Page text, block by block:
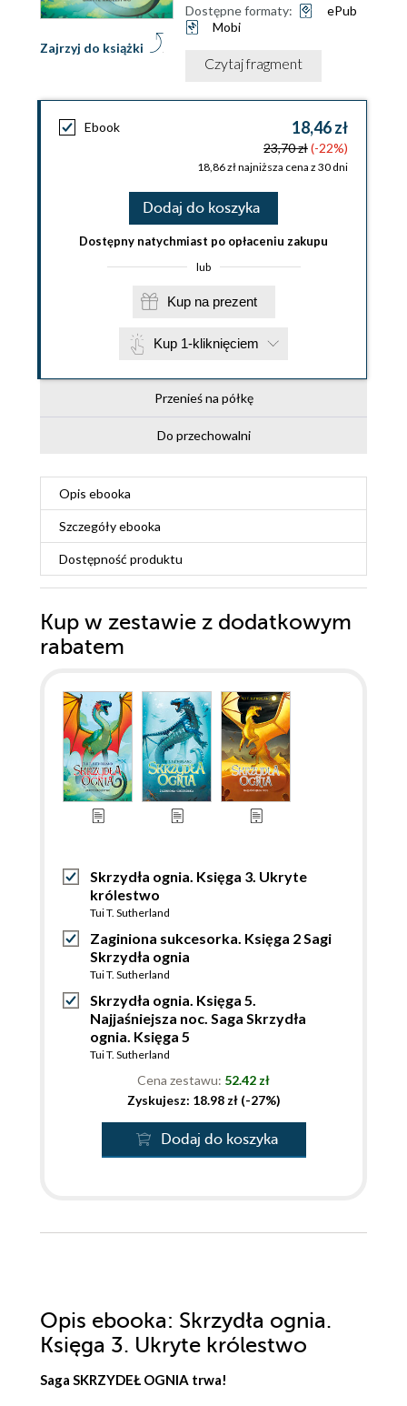
Zajrzyj do książki
Dostępne formaty:
ePub
Mobi
Czytaj fragment
Ebook 18,46 zł
23,70 zł(-22%)
18,86 zł najniższa cena z 30 dni
Dodaj do koszyka
Dostępny natychmiast po opłaceniu zakupu
lub
Kup na prezent
Kup 1-kliknięciem
Przenieś na półkę
Do przechowalni
Opis ebooka
Szczegółyebooka
Dostępność produktu
Kup w zestawie z dodatkowym
rabatem
Skrzydła ognia. Księga 3. Ukryte
królestwo
Tui T. Sutherland
Zaginiona sukcesorka. Księga 2 Sagi
Skrzydła ognia
Tui T. Sutherland
Skrzydła ognia. Księga 5.
Najjaśniejsza noc. Saga Skrzydła
ognia. Księga 5
Tui T. Sutherland
Cena zestawu: 52.42 zł
Zyskujesz: 18.98 zł (-27%)
Dodaj do koszyka
Opis ebooka: Skrzydła ognia.
Księga 3. Ukryte królestwo
Saga SKRZYDEŁ OGNIA trwa!